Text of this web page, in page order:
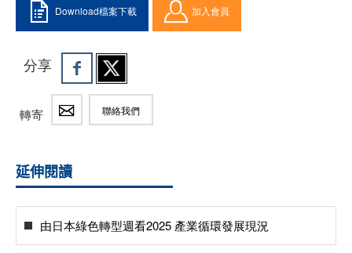
Download檔案下載 加入會員
分享
轉寄 聯絡我們
延伸閱讀
由日本綠色轉型週看2025 產業循環發展現況